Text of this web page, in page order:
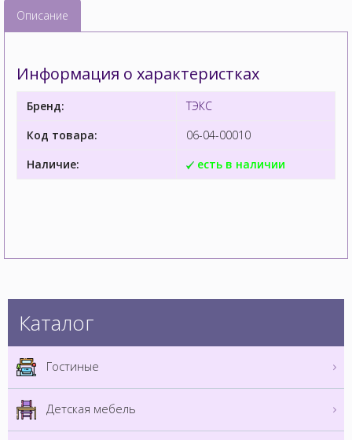
Описание
Информация о характеристках
Бренд:
ТЭКС
Код товара:
06-04-00010
Наличие:
есть в наличии
Каталог
Гостиные
Детская мебель